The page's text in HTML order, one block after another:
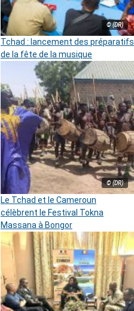
© (DR)
Tchad : lancement des préparatifs
de la fête de la musique
© (DR)
Le Tchad et le Cameroun
célèbrent le Festival Tokna
Massana à Bongor